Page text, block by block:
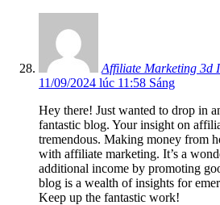
Affiliate Marketing 3d
11/09/2024 lúc 11:58 Sáng
Hey there! Just wanted to drop in
fantastic blog. Your insight on
tremendous. Making money from
with affiliate marketing. It’s a
additional income by promoting
blog is a wealth of insights for
Keep up the fantastic work!